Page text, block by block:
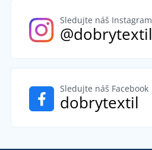
Sledujte náš Instagram
@dobrytextil
Sledujte náš Facebook
dobrytextil